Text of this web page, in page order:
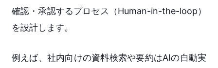
確認・承認するプロセス（Human-in-the-loop）
を設計します。
例えば、社内向けの資料検索や要約はAIの自動実